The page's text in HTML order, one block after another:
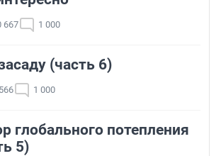
667 1 000
(часть 6)
1 000
глобального потепления
5)